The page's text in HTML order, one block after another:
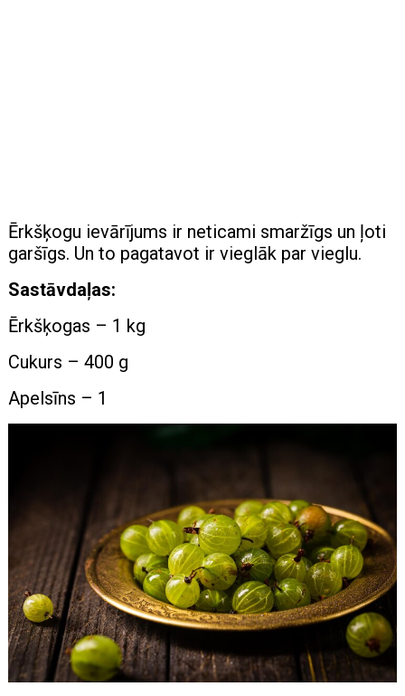
Ērkšķogu ievārījums ir neticami smaržīgs un ļoti
garšīgs. Un to pagatavot ir vieglāk par vieglu.
Sastāvdaļas:
Ērkšķogas – 1 kg
Cukurs – 400 g
Apelsīns – 1